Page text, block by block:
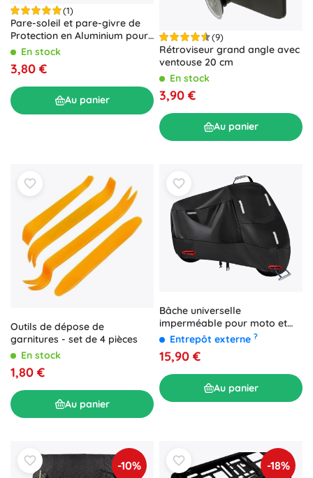
(1)
Pare-soleil et pare-givre de
Protection en Aluminium pour
Voiture XL
En stock
3,80 €
Au panier
(9)
Rétroviseur grand angle avec
ventouse 20 cm
En stock
3,90 €
Au panier
Outils de dépose de
garnitures - set de 4 pièces
En stock
1,80 €
Au panier
Bâche universelle
imperméable pour moto et
scooter XXXL 265 × 105 × 125
Entrepôt externe ?
15,90 €
Au panier
-10% -18%